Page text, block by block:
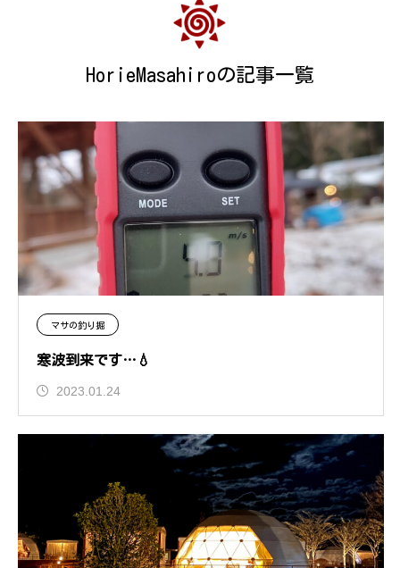
HorieMasahiroの記事一覧
マサの釣り掘
寒波到来です…💧
2023.01.24